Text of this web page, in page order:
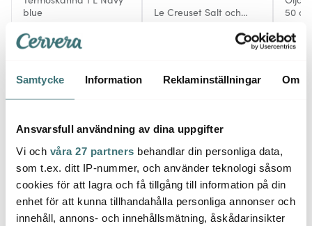
Samtycke Information Reklaminställningar Om
Ansvarsfull användning av dina uppgifter
Vi och våra 27 partners behandlar din personliga data,
som t.ex. ditt IP-nummer, och använder teknologi såsom
cookies för att lagra och få tillgång till information på din
enhet för att kunna tillhandahålla personliga annonser och
innehåll, annons- och innehållsmätning, åskådarinsikter
blue
799 kr
Le Creuset Salt och
50 cl
359
Låt dig inspireras av våra kunder